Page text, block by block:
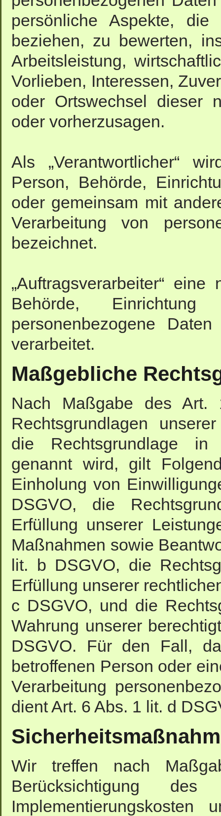
persönliche Aspekte,
beziehen, zu bewerten,
Arbeitsleistung,
Vorlieben, Interessen,
oder Ortswechsel dieser
oder vorherzusagen.
Als „Verantwortlicher“
Person, Behörde,
oder gemeinsam mit
Verarbeitung von
bezeichnet.
„Auftragsverarbeiter“
Behörde,
personenbezogene
verarbeitet.
Maßgebliche
Nach Maßgabe des
Rechtsgrundlagen
die Rechtsgrundlage in
genannt wird, gilt
Einholung von
DSGVO, die
Erfüllung unserer
Maßnahmen sowie
lit. b DSGVO, die
Erfüllung unserer
c DSGVO, und die
Wahrung unserer
DSGVO. Für den Fall,
betroffenen Person oder
Verarbeitung
dient Art. 6 Abs. 1 lit. d
Wir treffen nach
Berücksichtigung